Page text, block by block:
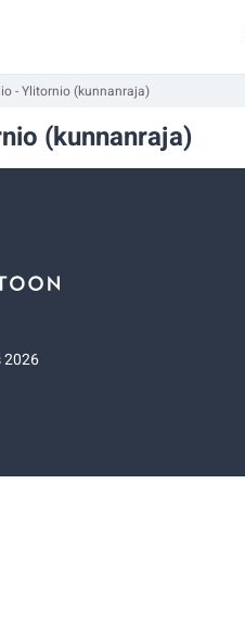
- Ylitornio (kunnanraja)
(kunnanraja)
2026